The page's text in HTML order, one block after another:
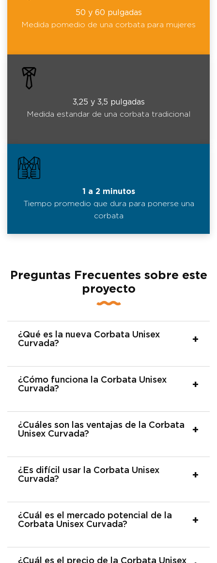
50 y 60 pulgadas
Medida pomedio de una corbata para mujeres
3,25 y 3,5 pulgadas
Medida estandar de una corbata tradicional
1 a 2 minutos
Tiempo promedio que dura para ponerse una
corbata
Preguntas Frecuentes sobre este
proyecto
¿Qué es la nueva Corbata Unisex
Curvada?
¿Cómo funciona la Corbata Unisex
Curvada?
¿Cuáles son las ventajas de la Corbata
Unisex Curvada?
¿Es difícil usar la Corbata Unisex
Curvada?
¿Cuál es el mercado potencial de la
Corbata Unisex Curvada?
¿Cuál es el precio de la Corbata Unisex